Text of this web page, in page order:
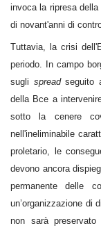
invoca la ripresa
di novant'anni di
Tuttavia, la crisi
periodo. In campo
sugli spread seguito
della Bce a
sotto la cenere
nell'ineliminabile
proletario, le
devono ancora
permanente delle
un’organizzazione di
non sarà